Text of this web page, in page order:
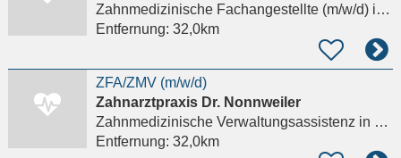
Zahnmedizinische Fachangestellte (m/w/d)in Kassel, Fasanenhof
Entfernung: 32,0km
ZFA/ZMV (m/w/d)
Zahnarztpraxis Dr. Nonnweiler
Zahnmedizinische Verwaltungsassistenzin Kassel, Fasanenhof
Entfernung: 32,0km